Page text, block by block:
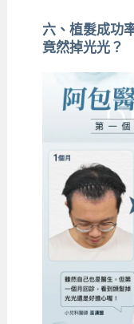
六、植髮成功
竟然掉光光？